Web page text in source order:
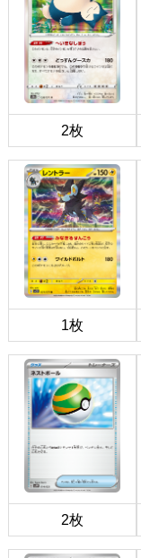
2枚
1枚
2枚